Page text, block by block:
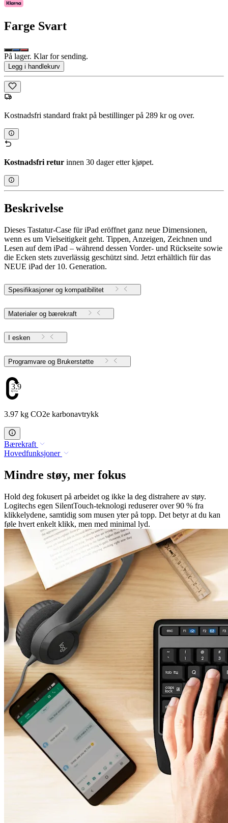
Farge Svart
På lager. Klar for sending.
Legg i handlekurv
Kostnadsfri standard frakt på bestillinger på 289 kr og over.
Kostnadsfri retur innen 30 dager etter kjøpet.
Beskrivelse
Dieses Tastatur-Case für iPad eröffnet ganz neue Dimensionen,
wenn es um Vielseitigkeit geht. Tippen, Anzeigen, Zeichnen und
Lesen auf dem iPad – während dessen Vorder- und Rückseite sowie
die Ecken stets zuverlässig geschützt sind. Jetzt erhältlich für das
NEUE iPad der 10. Generation.
Spesifikasjoner og kompatibilitet
Materialer og bærekraft
I esken
Programvare og Brukerstøtte
3.97
3.97 kg CO2e karbonavtrykk
Bærekraft
Hovedfunksjoner
Mindre støy, mer fokus
Hold deg fokusert på arbeidet og ikke la deg distrahere av støy.
Logitechs egen SilentTouch-teknologi reduserer over 90 % fra
klikkelydene, samtidig som musen yter på topp. Det betyr at du kan
føle hvert enkelt klikk, men med minimal lyd.